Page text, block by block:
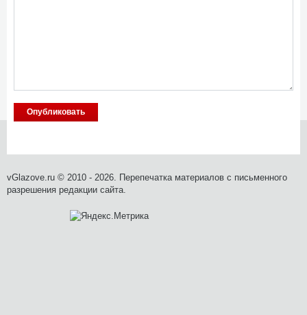
vGlazove.ru © 2010 - 2026. Перепечатка материалов с письменного
разрешения редакции сайта.